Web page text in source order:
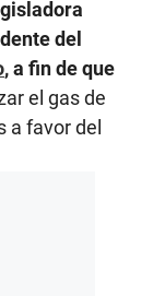
del
, a fin de que
el gas de
a favor del